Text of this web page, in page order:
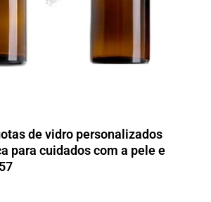
de vidro personalizados
para cuidados com a pele e